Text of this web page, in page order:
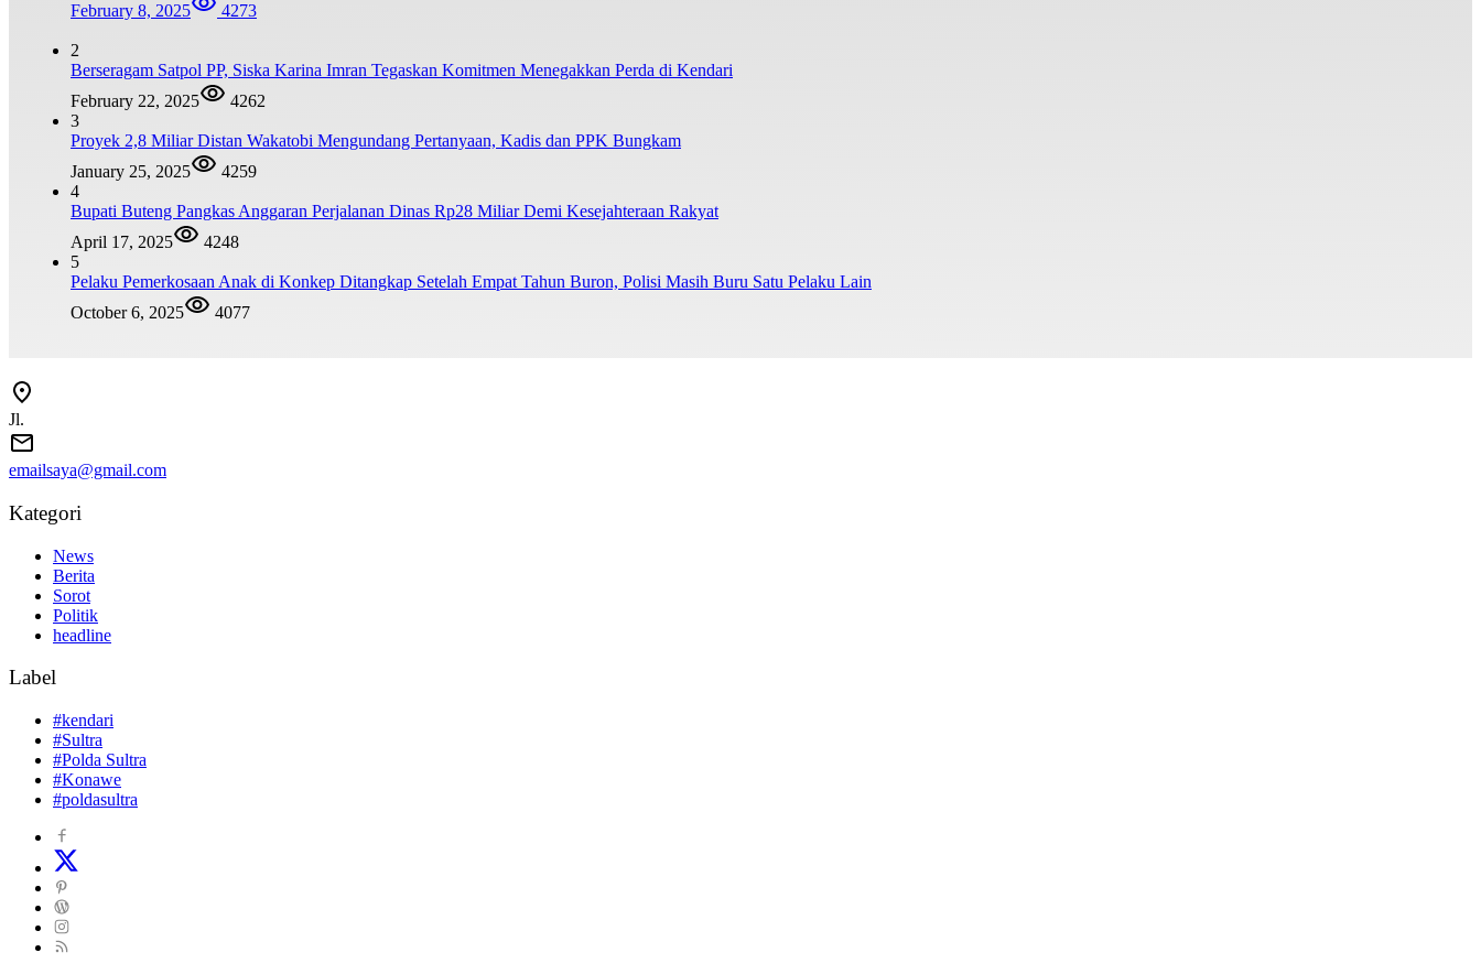
February 8, 2025
4273
2
Berseragam Satpol PP, Siska Karina Imran Tegaskan Komitmen Menegakkan Perda di Kendari
February 22, 2025
4262
3
Proyek 2,8 Miliar Distan Wakatobi Mengundang Pertanyaan, Kadis dan PPK Bungkam
January 25, 2025
4259
4
Bupati Buteng Pangkas Anggaran Perjalanan Dinas Rp28 Miliar Demi Kesejahteraan Rakyat
April 17, 2025
4248
5
Pelaku Pemerkosaan Anak di Konkep Ditangkap Setelah Empat Tahun Buron, Polisi Masih Buru Satu Pelaku Lain
October 6, 2025
4077
Jl.
emailsaya@gmail.com
Kategori
News
Berita
Sorot
Politik
headline
Label
#kendari
#Sultra
#Polda Sultra
#Konawe
#poldasultra